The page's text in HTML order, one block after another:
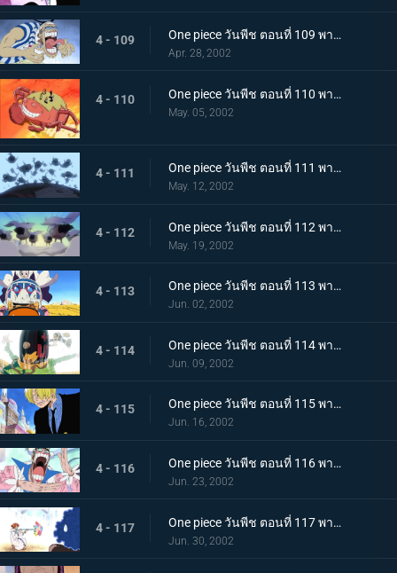
4 - 109 One piece วันพีช ตอนที่ 109 พากย์ไทย กุญแจที่พาไปสู่อิสระ..ลูกบอลเทียนไข
Apr. 28, 2002
4 - 110 One piece วันพีช ตอนที่ 110 พากย์ไทย ศึกชี้ชะตาไร้ความปราณี..ลูฟี่ ปะทะ คร็อกโคไดล์
May. 05, 2002
4 - 111 One piece วันพีช ตอนที่ 111 พากย์ไทย มุ่งหน้าไปสู่ปาฏิหาริย์..ดินแดนแห่งสัตว์ป่าอลาบัสต้า
May. 12, 2002
4 - 112 One piece วันพีช ตอนที่ 112 พากย์ไทย คณะปฏิวัติ ปะทะ ทหารรักษาอาณาจักร..ศึกตัดสินที่ "อัลบาน่า"
May. 19, 2002
4 - 113 One piece วันพีช ตอนที่ 113 พากย์ไทย อัลบาน่าตกอยู่ในวิกฤต..ศึกนองเลือดของหัวหน้ากาลู
Jun. 02, 2002
4 - 114 One piece วันพีช ตอนที่ 114 พากย์ไทย สาบานต่อความฝันของเพื่อน..ศึกตัดสินที่เนินตัวตุ่นเมืองเบอร์สี่
Jun. 09, 2002
4 - 115 One piece วันพีช ตอนที่ 115 พากย์ไทย สุดยอดการแสดงวันนี้ มอนตาคิวเลียนแบบ
Jun. 16, 2002
4 - 116 One piece วันพีช ตอนที่ 116 พากย์ไทย แปลงร่างเป็นเพื่อน เพลงหมัดกะเทยของบอนเคร
Jun. 23, 2002
4 - 117 One piece วันพีช ตอนที่ 117 พากย์ไทย ระวังลมหมุนของนามิให้ดี..ระเบิดกระบองคุริมะ
Jun. 30, 2002